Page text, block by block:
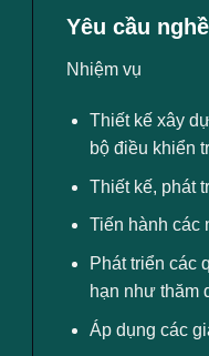
Yêu cầu
Nhiệm vụ
Thiết kế xây
bộ điều khiển
Thiết kế, phát
Tiến hành các
Phát triển các
hạn như thăm
Áp dụng các